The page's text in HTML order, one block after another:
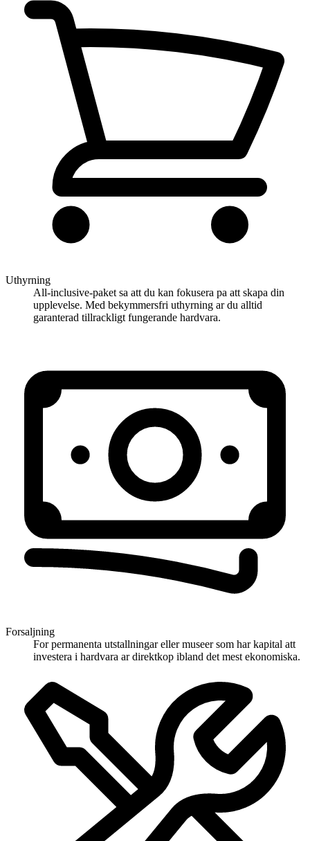
Uthyrning
All-inclusive-paket sa att du kan fokusera pa att skapa din
upplevelse. Med bekymmersfri uthyrning ar du alltid
garanterad tillrackligt fungerande hardvara.
Forsaljning
For permanenta utstallningar eller museer som har kapital att
investera i hardvara ar direktkop ibland det mest ekonomiska.